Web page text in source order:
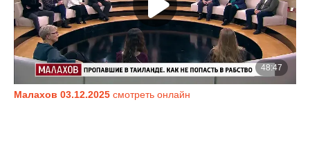
Малахов 03.12.2025 смотреть онлайн